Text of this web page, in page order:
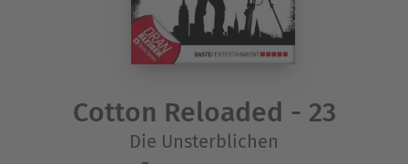
Cotton Reloaded - 23
Die Unsterblichen